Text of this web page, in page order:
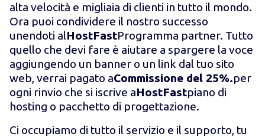
alta velocità e migliaia di clienti in tutto il mondo.
Ora puoi condividere il nostro successo
unendoti alHostFastProgramma partner. Tutto
quello che devi fare è aiutare a spargere la voce
aggiungendo un banner o un link dal tuo sito
web, verrai pagato aCommissione del 25%.per
ogni rinvio che si iscrive aHostFastpiano di
hosting o pacchetto di progettazione.
Ci occupiamo di tutto il servizio e il supporto, tu